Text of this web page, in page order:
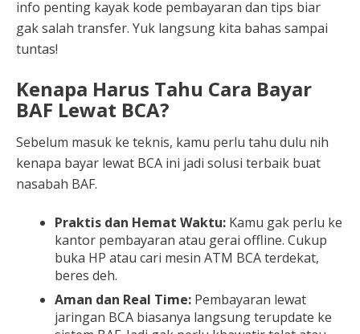
info penting kayak kode pembayaran dan tips biar
gak salah transfer. Yuk langsung kita bahas sampai
tuntas!
Kenapa Harus Tahu Cara Bayar
BAF Lewat BCA?
Sebelum masuk ke teknis, kamu perlu tahu dulu nih
kenapa bayar lewat BCA ini jadi solusi terbaik buat
nasabah BAF.
Praktis dan Hemat Waktu: Kamu gak perlu ke
kantor pembayaran atau gerai offline. Cukup
buka HP atau cari mesin ATM BCA terdekat,
beres deh.
Aman dan Real Time: Pembayaran lewat
jaringan BCA biasanya langsung terupdate ke